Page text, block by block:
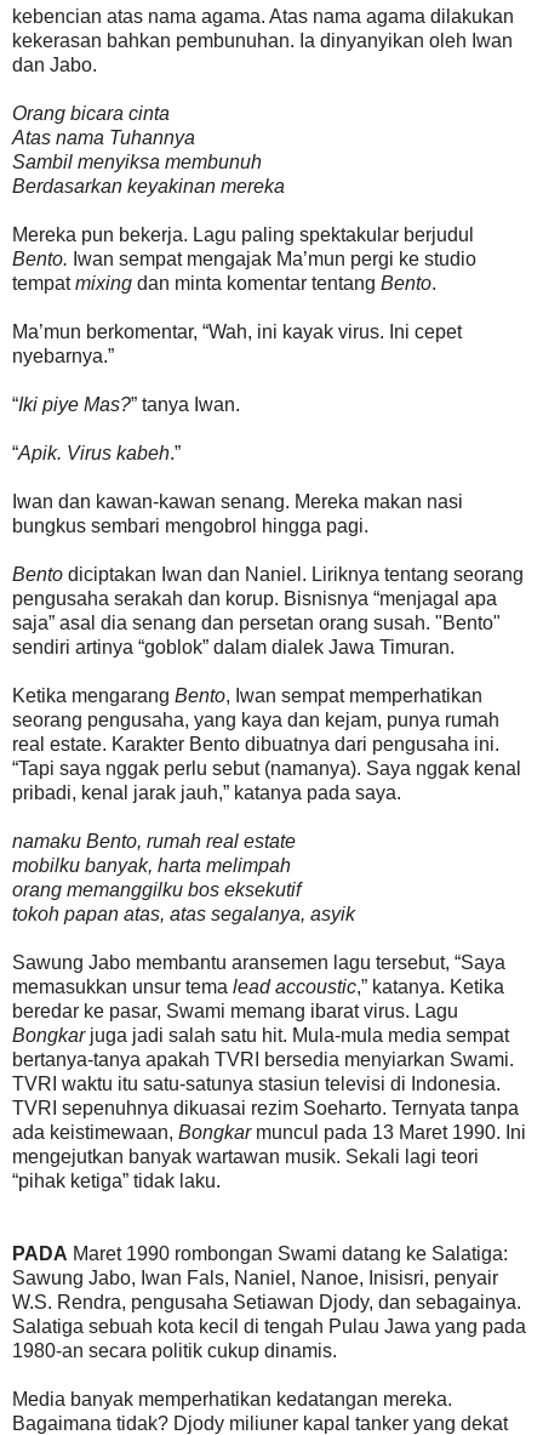
kebencian atas nama agama. Atas nama agama dilakukan
kekerasan bahkan pembunuhan. Ia dinyanyikan oleh Iwan
dan Jabo.
Orang bicara cinta
Atas nama Tuhannya
Sambil menyiksa membunuh
Berdasarkan keyakinan mereka
Mereka pun bekerja. Lagu paling spektakular berjudul
Bento. Iwan sempat mengajak Ma’mun pergi ke studio
tempatmixing dan minta komentar tentang Bento.
Ma’mun berkomentar, “Wah, ini kayak virus. Ini cepet
nyebarnya.”
“Iki piye Mas?” tanya Iwan.
“Apik. Virus kabeh.”
Iwan dan kawan-kawan senang. Mereka makan nasi
bungkus sembari mengobrol hingga pagi.
Bento diciptakan Iwan dan Naniel. Liriknya tentang seorang
pengusaha serakah dan korup. Bisnisnya “menjagal apa
saja” asal dia senang dan persetan orang susah. "Bento"
sendiri artinya “goblok” dalam dialek Jawa Timuran.
Ketika mengarang Bento, Iwan sempat memperhatikan
seorang pengusaha, yang kaya dan kejam, punya rumah
real estate. Karakter Bento dibuatnya dari pengusaha ini.
“Tapi saya nggak perlu sebut (namanya). Saya nggak kenal
pribadi, kenal jarak jauh,” katanya pada saya.
namaku Bento, rumah real estate
mobilku banyak, harta melimpah
orang memanggilku bos eksekutif
tokoh papan atas, atas segalanya, asyik
Sawung Jabo membantu aransemen lagu tersebut, “Saya
memasukkan unsur tema lead accoustic,” katanya. Ketika
beredar ke pasar, Swami memang ibarat virus. Lagu
Bongkarjuga jadi salah satu hit. Mula-mula media sempat
bertanya-tanya apakah TVRI bersedia menyiarkan Swami.
TVRI waktu itu satu-satunya stasiun televisi di Indonesia.
TVRI sepenuhnya dikuasai rezim Soeharto. Ternyata tanpa
ada keistimewaan, Bongkarmuncul pada 13 Maret 1990. Ini
mengejutkan banyak wartawan musik. Sekali lagi teori
“pihak ketiga” tidak laku.
PADA Maret 1990 rombongan Swami datang ke Salatiga:
Sawung Jabo, Iwan Fals, Naniel, Nanoe, Inisisri, penyair
W.S. Rendra, pengusaha Setiawan Djody, dan sebagainya.
Salatiga sebuah kota kecil di tengah Pulau Jawa yang pada
1980-an secara politik cukup dinamis.
Media banyak memperhatikan kedatangan mereka.
Bagaimana tidak? Djody miliuner kapal tanker yang dekat